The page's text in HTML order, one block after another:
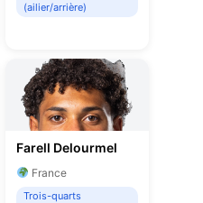
(ailier/arrière)
Farell Delourmel
France
Trois-quarts